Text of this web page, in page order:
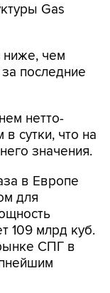
Gas
ниже, чем
последние
нетто-
сутки, что на
значения.
в Европе
для
109 млрд куб.
СПГ в